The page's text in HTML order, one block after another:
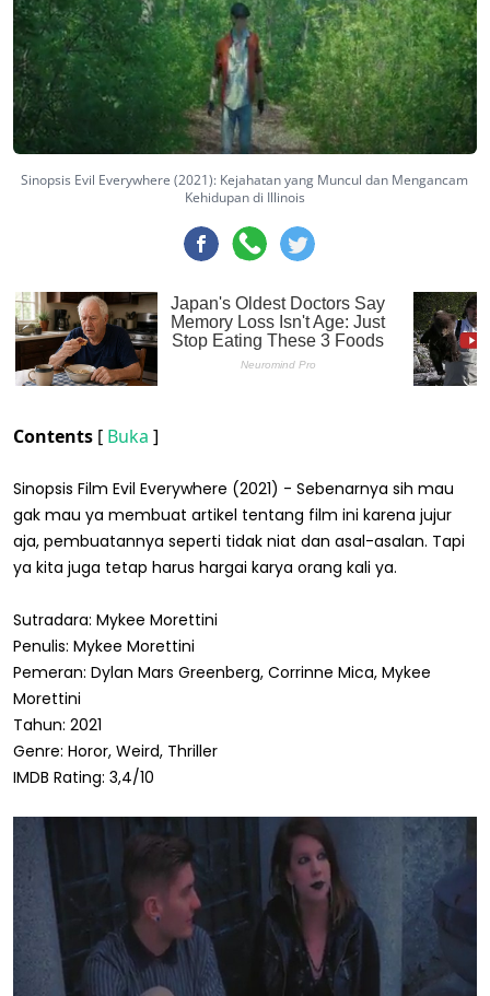
Sinopsis Evil Everywhere (2021): Kejahatan yang Muncul dan Mengancam
Kehidupan di Illinois
Contents [ Buka ]
Sinopsis Film Evil Everywhere (2021) - Sebenarnya sih mau
gak mau ya membuat artikel tentang film ini karena jujur
aja, pembuatannya seperti tidak niat dan asal-asalan. Tapi
ya kita juga tetap harus hargai karya orang kali ya.
Sutradara: Mykee Morettini
Penulis: Mykee Morettini
Pemeran: Dylan Mars Greenberg, Corrinne Mica, Mykee
Morettini
Tahun: 2021
Genre: Horor, Weird, Thriller
IMDB Rating: 3,4/10